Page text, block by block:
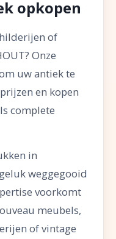
opkopen
of
Onze
uw antiek te
en kopen
complete
in
weggegooid
voorkomt
meubels,
of vintage